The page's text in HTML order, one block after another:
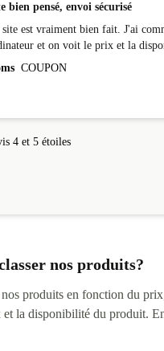
bien pensé, envoi sécurisé
est vraiment bien fait. J'ai
et on voit le prix et la
des caractéristiques choisies.
COUPON
4 et 5 étoiles
nos produits?
produits en fonction du
la disponibilité du produit.